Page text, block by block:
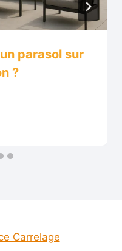
parasol sur
?
Carrelage